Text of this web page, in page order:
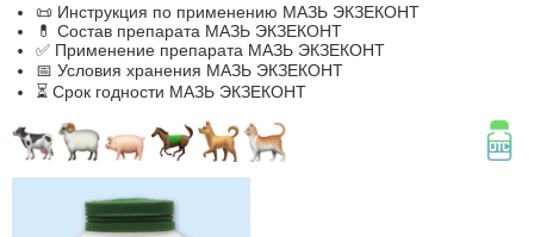
📜 Инструкция по применению МАЗЬ ЭКЗЕКОНТ
💊 Состав препарата МАЗЬ ЭКЗЕКОНТ
✅ Применение препарата МАЗЬ ЭКЗЕКОНТ
📅 Условия хранения МАЗЬ ЭКЗЕКОНТ
⏳ Срок годности МАЗЬ ЭКЗЕКОНТ